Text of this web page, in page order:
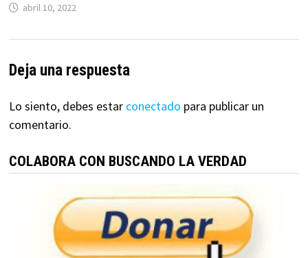
abril 10, 2022
Deja una respuesta
Lo siento, debes estar conectado para publicar un
comentario.
COLABORA CON BUSCANDO LA VERDAD